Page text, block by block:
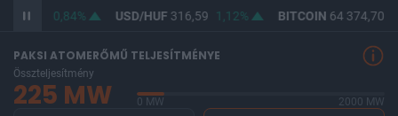
364,76 0,84% USD/HUF316,59 1,12% BITCOIN64 374,70
PAKSI ATOMERŐMŰ TELJESÍTMÉNYE
Összteljesítmény
225 MW 0 MW
2000 MW